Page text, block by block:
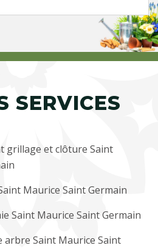
SERVICES
grillage et clôture Saint
Maurice Saint Germain
Saint Maurice Saint Germain
Saint Maurice Saint